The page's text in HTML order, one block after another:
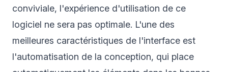
conviviale, l'expérience d'utilisation de ce
logiciel ne sera pas optimale. L'une des
meilleures caractéristiques de l'interface est
l'automatisation de la conception, qui place